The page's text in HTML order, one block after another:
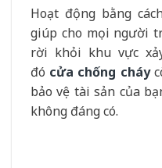
Hoạt động bằng
giúp cho mọi người
rời khỏi khu vực
đó cửa chống cháy
bảo vệ tài sản của
không đáng có.